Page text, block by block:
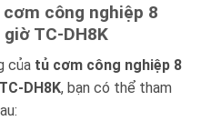
công nghiệp 8
TC-DH8K
của tủ cơm công nghiệp 8
DH8K, bạn có thể tham